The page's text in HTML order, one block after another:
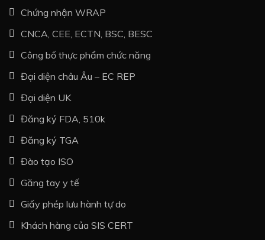
Chứng nhận WRAP
CNCA, CEE, ECTN, BSC, BESC
Công bố thực phẩm chức năng
Đại diện châu Âu – EC REP
Đại diện UK
Đăng ký FDA, 510k
Đăng ký TGA
Đào tạo ISO
Găng tay y tế
Giấy phép lưu hành tự do
Khách hàng của SIS CERT